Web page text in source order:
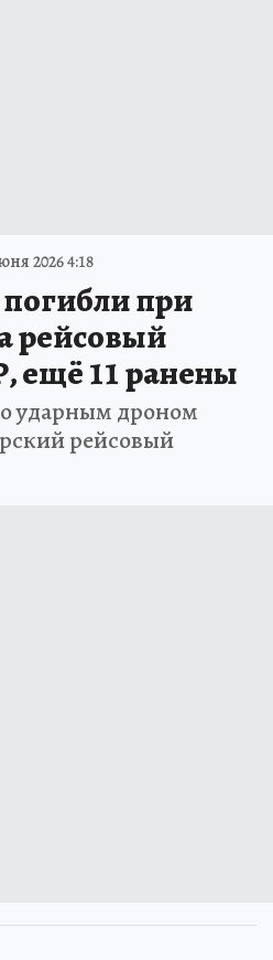
2026 4:18
при
рейсовый
ещё 11 ранены
ударным дроном
рейсовый